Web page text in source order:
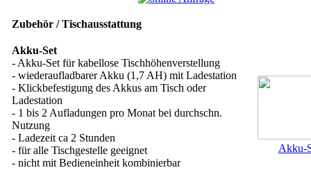
Zubehör / Tischausstattung
Akku-Set
- Akku-Set für kabellose Tischhöhenverstellung
- wiederaufladbarer Akku (1,7 AH) mit Ladestation
- Klickbefestigung des Akkus am Tisch oder
Ladestation
- 1 bis 2 Aufladungen pro Monat bei durchschn.
Nutzung
- Ladezeit ca 2 Stunden
- für alle Tischgestelle geeignet
- nicht mit Bedieneinheit kombinierbar
Akku-